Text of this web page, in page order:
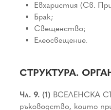
Евхаристия (Св.
Брак;
Свещенство;
Елеосвещение.
СТРУКТУРА.
Чл. 9. (1) ВСЕЛЕНСКА
ръководство, които